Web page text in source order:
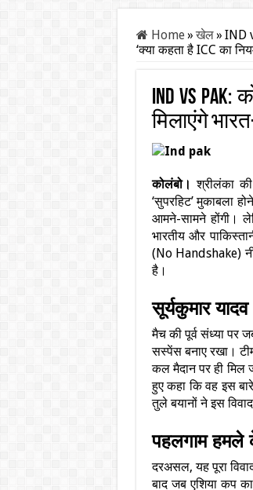
Home»खेल» IND
‘क्या कहता है ICC का
IND vs
मिलाएंगे
कोलंबो। श्रीलंका
‘सुपरहिट’ मुकाबला
आमने-सामने होंगी।
भारतीय और
(No Handshake)
है।
सूर्यकुमार
मैच की पूर्व संध्या पर
सस्पेंस बनाए रखा।
कल मैदान पर ही मिल
हुए कहा कि वह इस
तुले बयानों ने इस
पहलगाम हमले
दरअसल, यह पूरा
बाद जब एशिया कप